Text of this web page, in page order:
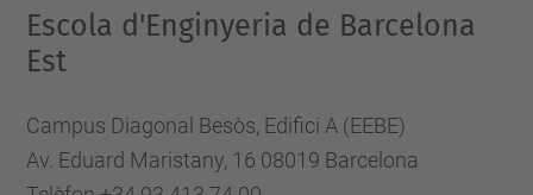
Escola d'Enginyeria de Barcelona
Est
Campus Diagonal Besòs, Edifici A (EEBE)
Av. Eduard Maristany, 16 08019 Barcelona